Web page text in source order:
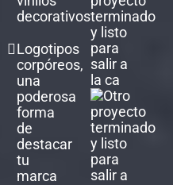
decorativos
Logotipos
corpóreos,
una
poderosa
forma
de
destacar
tu
marca
terminado
y listo
para
salir a
la ca